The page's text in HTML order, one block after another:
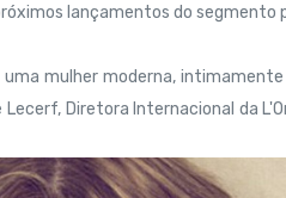
lançamentos do segmento
mulher moderna,
Diretora Internacional da